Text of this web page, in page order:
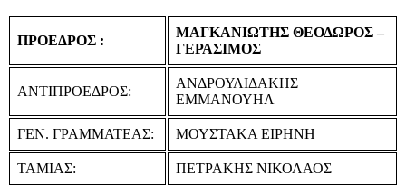
ΠΡΟΕΔΡΟΣ :
ΜΑΓΚΑΝΙΩΤΗΣ ΘΕΟΔΩΡΟΣ –
ΓΕΡΑΣΙΜΟΣ
ΑΝΤΙΠΡΟΕΔΡΟΣ:
ΑΝΔΡΟΥΛΙΔΑΚΗΣ
ΕΜΜΑΝΟΥΗΛ
ΓΕΝ. ΓΡΑΜΜΑΤΕΑΣ: ΜΟΥΣΤΑΚΑ ΕΙΡΗΝΗ
ΤΑΜΙΑΣ: ΠΕΤΡΑΚΗΣ ΝΙΚΟΛΑΟΣ